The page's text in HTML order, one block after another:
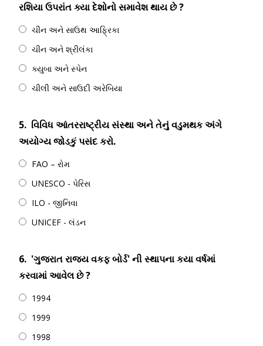
રશિયા ઉપરાંત ક્યા દેશોનો સમાવેશ થાય છે ?
ચીન અને સાઉથ આફ્રિકા
ચીન અને શ્રીલંકા
ક્યુબા અને સ્પેન
ચીલી અને સાઉદી અરેબિયા
5. વિવિધ આંતરરાષ્ટ્રીય સંસ્થા અને તેનું વડુમથક અંગે
અયોગ્ય જોડકું પસંદ કરો.
FAO – રોમ
UNESCO - પેરિસ
ILO - જીનિવા
UNICEF - લંડન
6. 'ગુજરાત રાજ્ય વકફ બોર્ડ' ની સ્થાપના કયા વર્ષમાં
કરવામાં આવેલ છે ?
1994
1999
1998